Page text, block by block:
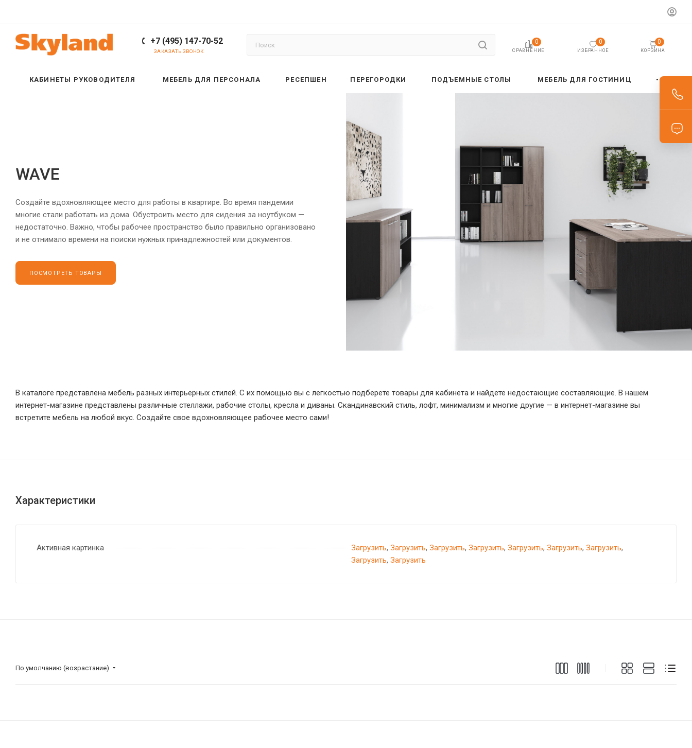
+7 (495) 147-70-52
ЗАКАЗАТЬ ЗВОНОК СРАВНЕНИЕ
0
ИЗБРАННОЕ
0
КОРЗИНА
0
КАБИНЕТЫ РУКОВОДИТЕЛЯ МЕБЕЛЬ ДЛЯ ПЕРСОНАЛА РЕСЕПШЕН ПЕРЕГОРОДКИ ПОДЪЕМНЫЕ СТОЛЫ МЕБЕЛЬ ДЛЯ ГОСТИНИЦ
WAVE
Создайте вдохновляющее место для работы в квартире. Во время пандемии
многие стали работать из дома. Обустроить место для сидения за ноутбуком —
недостаточно. Важно, чтобы рабочее пространство было правильно организовано
и не отнимало времени на поиски нужных принадлежностей или документов.
ПОСМОТРЕТЬ ТОВАРЫ
В каталоге представлена мебель разных интерьерных стилей. С их помощью вы с легкостью подберете товары для кабинета и найдете недостающие составляющие. В нашем
интернет-магазине представлены различные стеллажи, рабочие столы, кресла и диваны. Скандинавский стиль, лофт, минимализм и многие другие — в интернет-магазине вы
встретите мебель на любой вкус. Создайте свое вдохновляющее рабочее место сами!
Характеристики
Активная картинка Загрузить, Загрузить, Загрузить, Загрузить, Загрузить, Загрузить, Загрузить,
Загрузить, Загрузить
По умолчанию (возрастание)